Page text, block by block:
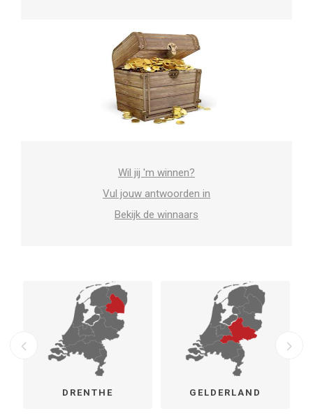
Wil jij 'm winnen?
Vul jouw antwoorden in
Bekijk de winnaars
DRENTHE GELDERLAND